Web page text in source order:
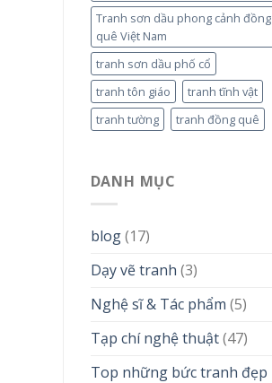
Tranh sơn dầu phong cảnh đồng
quê Việt Nam
tranh sơn dầu phố cổ
tranh tôn giáo
tranh tĩnh vật
tranh tường
tranh đồng quê
DANH MỤC
blog(17)
Dạy vẽ tranh (3)
Nghệ sĩ & Tác phẩm (5)
Tạp chí nghệ thuật(47)
Top những bức tranh đẹp